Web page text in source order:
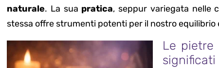
naturale. La sua pratica, seppur variegata nelle
stessa offre strumenti potenti per il nostro equilibrio
Le
significati